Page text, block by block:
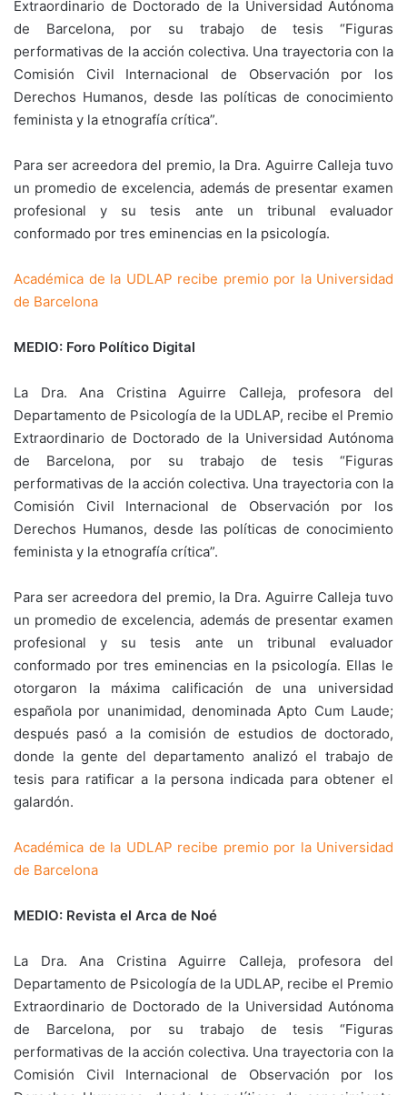
Extraordinario de Doctorado de la Universidad Autónoma
de Barcelona, por su trabajo de tesis “Figuras
performativas de la acción colectiva. Una trayectoria con la
Comisión Civil Internacional de Observación por los
Derechos Humanos, desde las políticas de conocimiento
feminista y la etnografía crítica”.
Para ser acreedora del premio, la Dra. Aguirre Calleja tuvo
un promedio de excelencia, además de presentar examen
profesional y su tesis ante un tribunal evaluador
conformado por tres eminencias en la psicología.
Académica de la UDLAP recibe premio por la Universidad
de Barcelona
MEDIO: Foro Político Digital
La Dra. Ana Cristina Aguirre Calleja, profesora del
Departamento de Psicología de la UDLAP, recibe el Premio
Extraordinario de Doctorado de la Universidad Autónoma
de Barcelona, por su trabajo de tesis “Figuras
performativas de la acción colectiva. Una trayectoria con la
Comisión Civil Internacional de Observación por los
Derechos Humanos, desde las políticas de conocimiento
feminista y la etnografía crítica”.
Para ser acreedora del premio, la Dra. Aguirre Calleja tuvo
un promedio de excelencia, además de presentar examen
profesional y su tesis ante un tribunal evaluador
conformado por tres eminencias en la psicología. Ellas le
otorgaron la máxima calificación de una universidad
española por unanimidad, denominada Apto Cum Laude;
después pasó a la comisión de estudios de doctorado,
donde la gente del departamento analizó el trabajo de
tesis para ratificar a la persona indicada para obtener el
galardón.
Académica de la UDLAP recibe premio por la Universidad
de Barcelona
MEDIO: Revista el Arca de Noé
La Dra. Ana Cristina Aguirre Calleja, profesora del
Departamento de Psicología de la UDLAP, recibe el Premio
Extraordinario de Doctorado de la Universidad Autónoma
de Barcelona, por su trabajo de tesis “Figuras
performativas de la acción colectiva. Una trayectoria con la
Comisión Civil Internacional de Observación por los